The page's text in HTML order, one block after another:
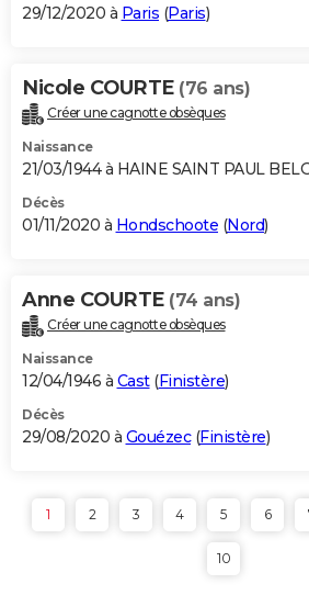
29/12/2020 à Paris (Paris)
Nicole COURTE (76 ans)
Créer une cagnotte obsèques
Naissance
21/03/1944 à HAINE SAINT PAUL
Décès
01/11/2020 à Hondschoote (Nord)
Anne COURTE (74 ans)
Créer une cagnotte obsèques
Naissance
12/04/1946 à Cast(Finistère)
Décès
29/08/2020 à Gouézec(Finistère)
1 2 3 4 5 6
10